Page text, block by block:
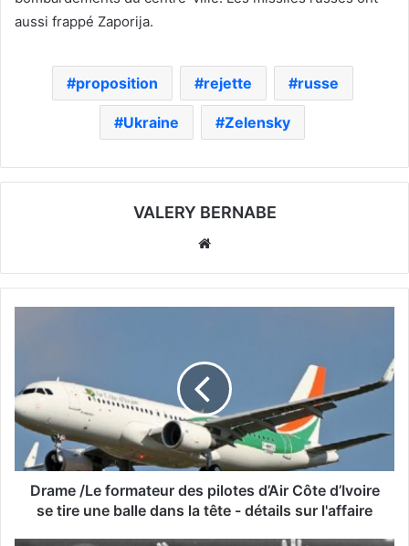
aussi frappé Zaporija.
proposition rejette russe
Ukraine Zelensky
VALERY BERNABE
Drame /Le formateur des pilotes d’Air Côte d’Ivoire
se tire une balle dans la tête - détails sur l'affaire